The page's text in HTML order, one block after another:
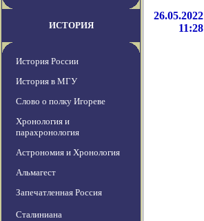
ИСТОРИЯ
История России
История в МГУ
Слово о полку Игореве
Хронология и
парахронология
Астрономия и Хронология
Альмагест
Запечатленная Россия
Сталиниана
26.05.2022
11:28